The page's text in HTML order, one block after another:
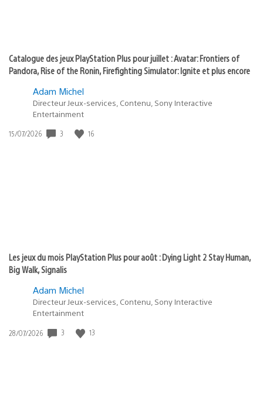
Catalogue des jeux PlayStation Plus pour juillet : Avatar: Frontiers of
Pandora, Rise of the Ronin, Firefighting Simulator: Ignite et plus encore
Adam Michel
Directeur Jeux-services, Contenu, Sony Interactive
Entertainment
Date
15/07/2026 3 16
Les jeux du mois PlayStation Plus pour août : Dying Light 2 Stay Human,
Big Walk, Signalis
Adam Michel
Directeur Jeux-services, Contenu, Sony Interactive
Entertainment
Date
28/07/2026 3 13